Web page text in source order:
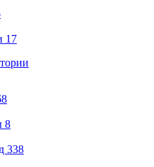
17
8
338